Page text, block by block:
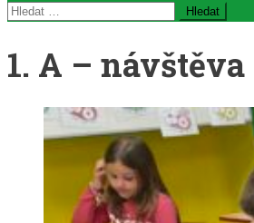
Vyhledávání
1. A –